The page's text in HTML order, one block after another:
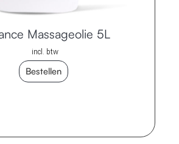
Massageolie 5L
incl. btw
Bestellen